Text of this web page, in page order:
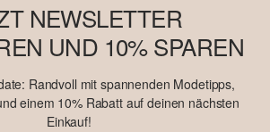
NEWSLETTER
UND 10% SPAREN
Randvoll mit spannenden Modetipps,
einem 10% Rabatt auf deinen nächsten
Einkauf!